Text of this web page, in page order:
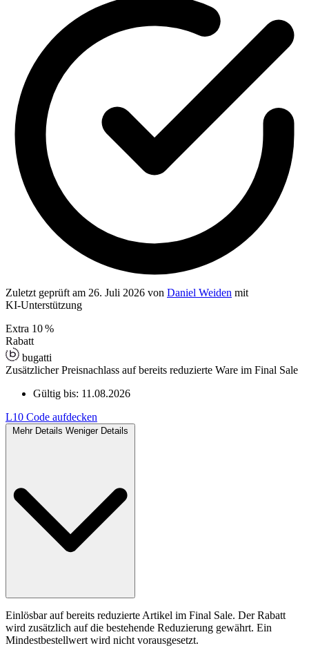
Zuletzt geprüft am 26. Juli 2026 von Daniel Weiden mit
KI‑Unterstützung
Extra 10 %
Rabatt
bugatti
Zusätzlicher Preisnachlass auf bereits reduzierte Ware im Final Sale
Gültig bis: 11.08.2026
L10 Code aufdecken
Mehr Details Weniger Details
Einlösbar auf bereits reduzierte Artikel im Final Sale. Der Rabatt
wird zusätzlich auf die bestehende Reduzierung gewährt. Ein
Mindestbestellwert wird nicht vorausgesetzt.